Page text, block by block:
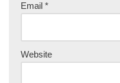
Email *
Website